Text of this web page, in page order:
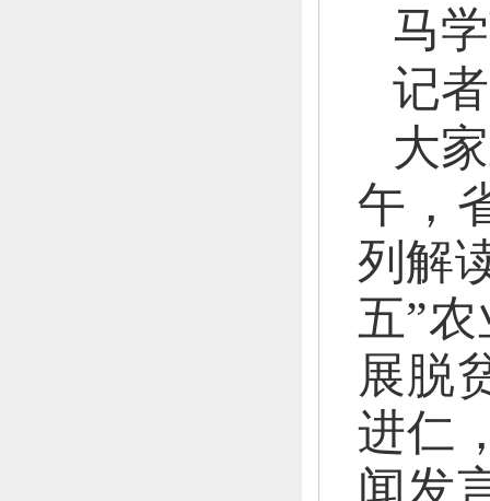
马
记
大
午，
列解
五”
展脱
进仁
闻发